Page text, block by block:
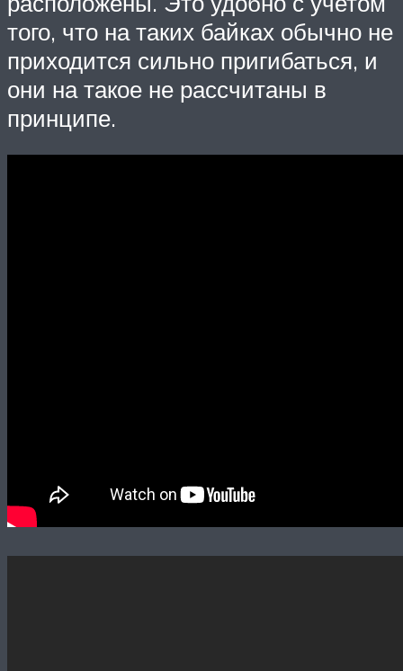
того, что на таких байках обычно не
приходится сильно пригибаться, и
они на такое не рассчитаны в
принципе.